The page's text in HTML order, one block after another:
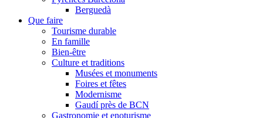
Berguedà
Que faire
Tourisme durable
En famille
Bien-être
Culture et traditions
Musées et monuments
Foires et fêtes
Modernisme
Gaudí près de BCN
Gastronomie et enoturisme